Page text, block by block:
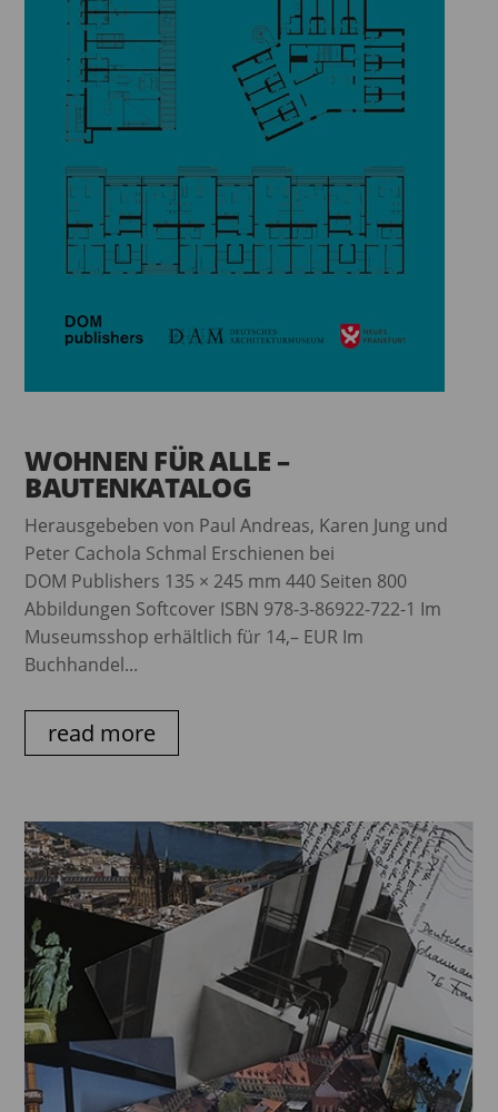
WOHNEN FÜR ALLE –
BAUTENKATALOG
Herausgebeben von Paul Andreas, Karen Jung und
Peter Cachola Schmal Erschienen bei
DOM Publishers 135 × 245 mm 440 Seiten 800
Abbildungen Softcover ISBN 978-3-86922-722-1 Im
Museumsshop erhältlich für 14,– EUR Im
Buchhandel...
read more